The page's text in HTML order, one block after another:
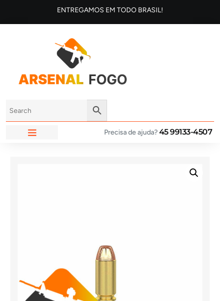
ENTREGAMOS EM TODO BRASIL!
Precisa de ajuda?45 99133-4507